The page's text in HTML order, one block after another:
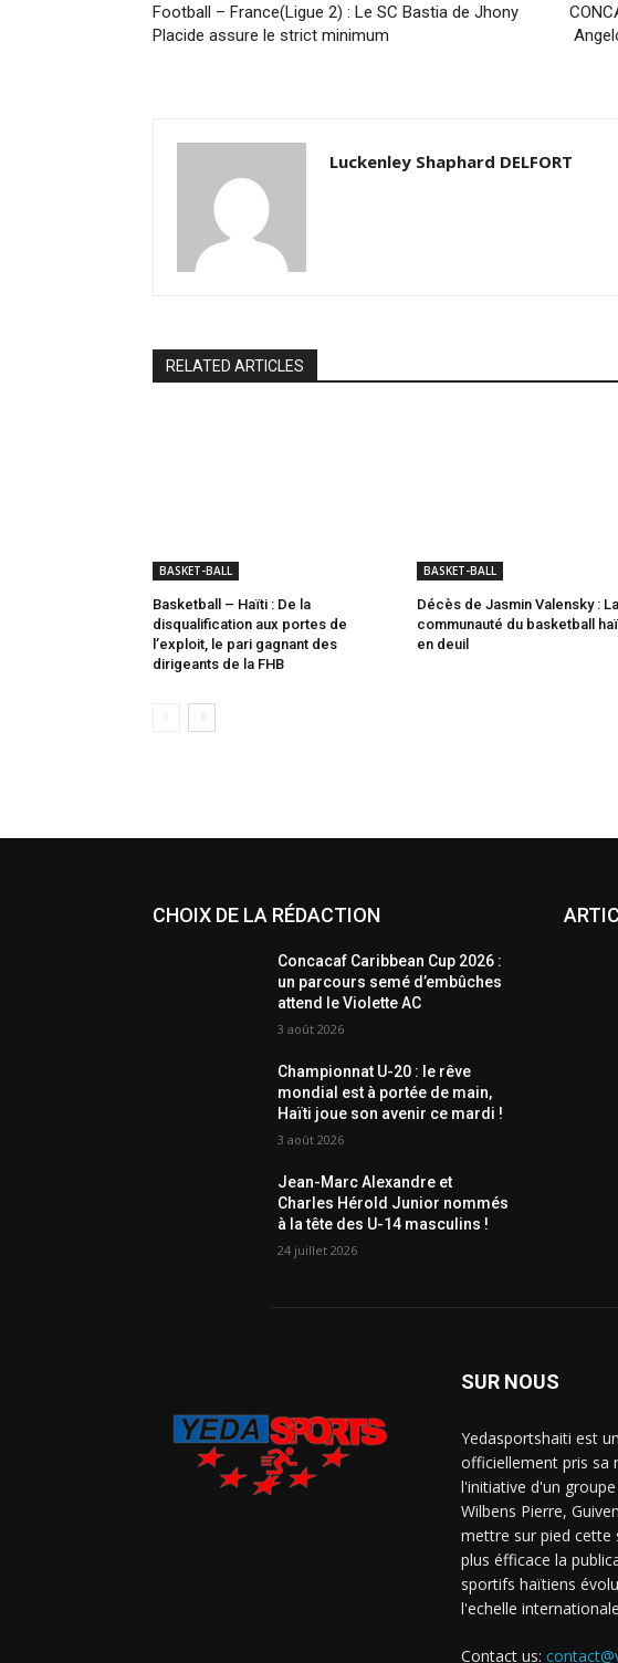
Football – France(Ligue 2) : Le SC Bastia de Jhony
Placide assure le strict minimum
Luckenley Shaphard DELFORT
RELATED ARTICLES
BASKET-BALL
Basketball – Haïti : De la
disqualification aux portes de
l’exploit, le pari gagnant des
dirigeants de la FHB
BASKET-BALL
Décès de Jasmin Valensky : La
communauté du basketball
en deuil
CHOIX DE LA RÉDACTION
Concacaf Caribbean Cup 2026 :
un parcours semé d’embûches
attend le Violette AC
3 août 2026
Championnat U-20 : le rêve
mondial est à portée de main,
Haïti joue son avenir ce mardi !
3 août 2026
Jean-Marc Alexandre et
Charles Hérold Junior nommés
à la tête des U-14 masculins !
24 juillet 2026
SUR NOUS
Yedasportshaiti est
officiellement pris sa
l'initiative d'un
Wilbens Pierre,
mettre sur pied cette
plus éfficace la
sportifs haïtiens
l'echelle
Contact us: